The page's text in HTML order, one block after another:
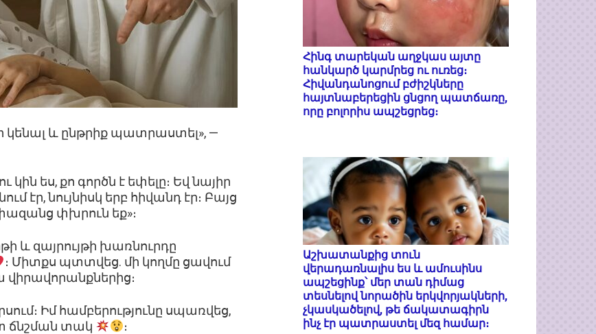
կենալ և ընթրիք պատրաստել», —
ես, քո գործն է եփելը։ Եվ նայիր
էր, նույնիսկ երբ հիվանդ էր։ Բայց
փխրուն եք»։
և զայրույթի խառնուրդը
։ Միտքս պտտվեց. մի կողմը ցավում
վիրավորանքներից։
Իմ համբերությունը սպառվեց,
ճնշման տակ
։
Հինգ տարեկան աղջկաս այտը
հանկարծ կարմրեց ու ուռեց։
Հիվանդանոցում բժիշկները
հայտնաբերեցին ցնցող պատճառը,
որը բոլորիս ապշեցրեց։
Աշխատանքից տուն
վերադառնալիս ես և ամուսինս
ապշեցինք՝ մեր տան դիմաց
տեսնելով նորածին երկվորյակների,
չկասկածելով, թե ճակատագիրն
ինչ էր պատրաստել մեզ համար։